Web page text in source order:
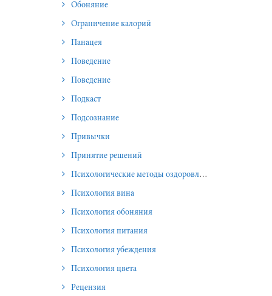
Обоняние
Ограничение калорий
Панацея
Поведение
Поведение
Подкаст
Подсознание
Привычки
Принятие решений
Психологические методы оздоровления и омоложения
Психология вина
Психология обоняния
Психология питания
Психология убеждения
Психология цвета
Рецензия